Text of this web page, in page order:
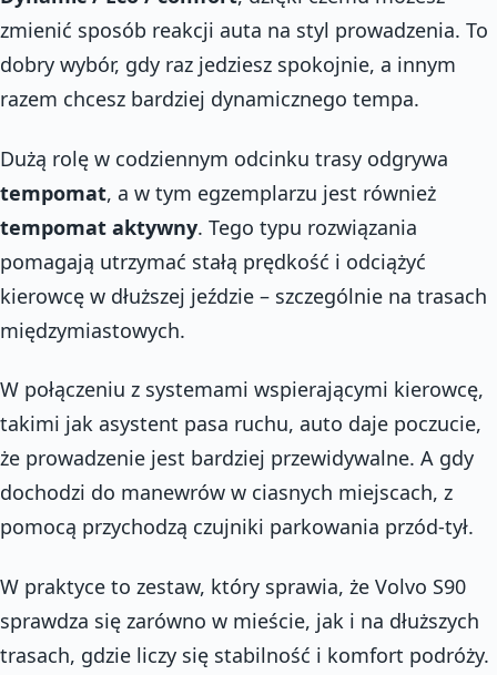
zmienić sposób reakcji auta na styl prowadzenia. To
dobry wybór, gdy raz jedziesz spokojnie, a innym
razem chcesz bardziej dynamicznego tempa.
Dużą rolę w codziennym odcinku trasy odgrywa
tempomat, a w tym egzemplarzu jest również
tempomat aktywny. Tego typu rozwiązania
pomagają utrzymać stałą prędkość i odciążyć
kierowcę w dłuższej jeździe – szczególnie na trasach
międzymiastowych.
W połączeniu z systemami wspierającymi kierowcę,
takimi jak asystent pasa ruchu, auto daje poczucie,
że prowadzenie jest bardziej przewidywalne. A gdy
dochodzi do manewrów w ciasnych miejscach, z
pomocą przychodzą czujniki parkowania przód-tył.
W praktyce to zestaw, który sprawia, że Volvo S90
sprawdza się zarówno w mieście, jak i na dłuższych
trasach, gdzie liczy się stabilność i komfort podróży.